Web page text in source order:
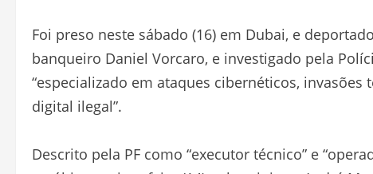
Foi preso neste sábado (16) em Dubai, e
banqueiro Daniel Vorcaro, e investigado pela
“especializado em ataques cibernéticos,
digital ilegal”.
Descrito pela PF como “executor técnico” e